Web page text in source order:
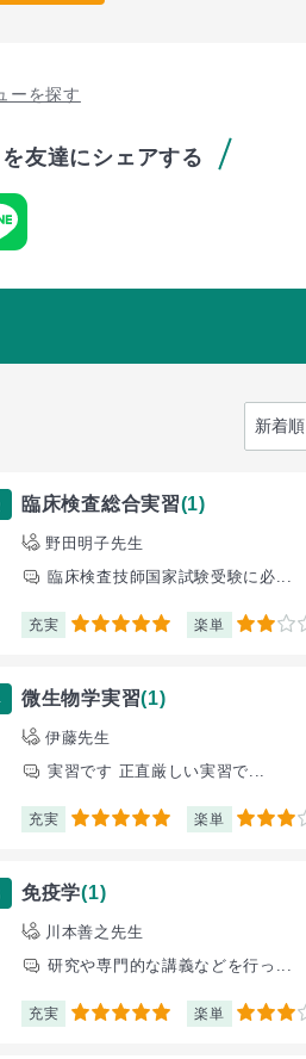
ーを探す
友達にシェアする
臨床検査総合実習(1)
野田明子先生
臨床検査技師国家試験受験に必...
充実 5 楽単 2
微生物学実習(1)
伊藤先生
実習です 正直厳しい実習で...
充実 5 楽単 3
免疫学(1)
川本善之先生
研究や専門的な講義などを行っ...
充実 5 楽単 3